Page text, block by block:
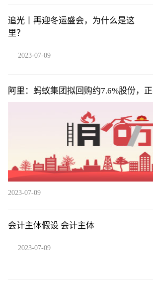
追光丨再迎冬运盛会，为什么是这
里？
2023-07-09
阿里：蚂蚁集团拟回购约7.6%股份，
2023-07-09
会计主体假设 会计主体
2023-07-09